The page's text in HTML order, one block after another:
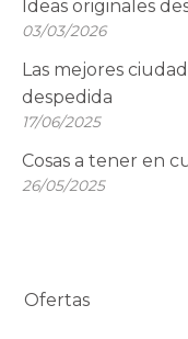
Ideas originales
03/03/2026
Las mejores
despedida
17/06/2025
Cosas a tener en
26/05/2025
Ofertas